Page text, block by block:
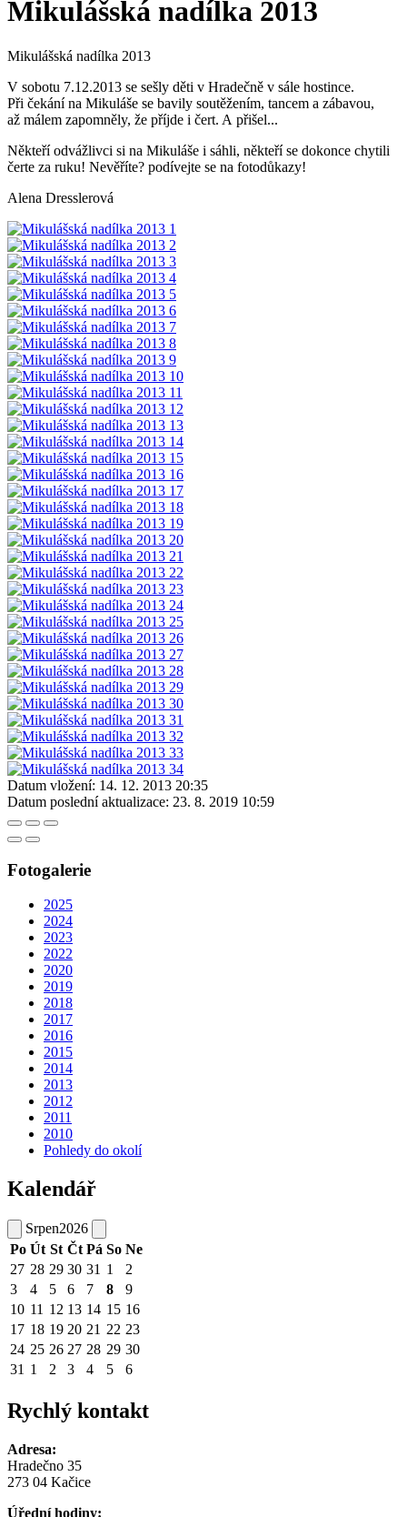
Mikulášská nadílka 2013
Mikulášská nadílka 2013
V sobotu 7.12.2013 se sešly děti v Hradečně v sále hostince.
Při čekání na Mikuláše se bavily soutěžením, tancem a zábavou,
až málem zapomněly, že příjde i čert. A přišel...
Někteří odvážlivci si na Mikuláše i sáhli, někteří se dokonce chytili
čerte za ruku! Nevěříte? podívejte se na fotodůkazy!
Alena Dresslerová
Datum vložení: 14. 12. 2013 20:35
Datum poslední aktualizace: 23. 8. 2019 10:59
Fotogalerie
2025
2024
2023
2022
2020
2019
2018
2017
2016
2015
2014
2013
2012
2011
2010
Pohledy do okolí
Kalendář
Srpen2026
Po Út St Čt Pá So Ne
27 28 29 30 31 1
2
3
4 5 6 7 8
9
10 11 12 13 14 15 16
17 18 19 20 21 22 23
24 25 26 27 28 29 30
31 1 2 3 4 5 6
Rychlý kontakt
Adresa:
Hradečno 35
273 04 Kačice
Úřední hodiny: